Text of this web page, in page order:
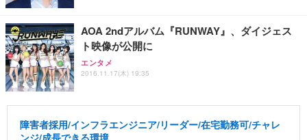
ョン PCチェア 通気性メッシュ ゲーミング/勉強/事
務用 おしゃれ パソコンチェア (ホワイト)
ANDWINT オフィスチェア デスクチェア 肘なし メ
ッシュ 通気性 ランバーサポート付き 腰サポート ガ
ス圧無段階昇降 360度回転 キャスター付き コンパク
勤務 ブラック
【MiniLED/24.5inch/280Hz/FHD】GRAPHT THE S
HOOTER Gaming Monitor 24” Essential ゲーミン
グモニター QD 24.5インチ 1ms FHD 量子ドット 残
アイリスオーヤマ ペットシーツ 超厚型 お徳用 レギ
ュラー 200枚入【Amazon.co.jp限定】
AOA 2ndアルバム『RUNWAY』、ダイジェス
ト映像が公開に
エンタメ
2016.11.17(木) 19:35
障害者採用/インフラエンジニア/リーダー/在宅勤務可/チャレ
ンジ/成長できる環境